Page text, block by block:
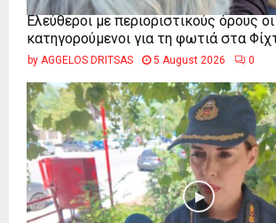
Ελεύθεροι με περιοριστικούς όρους
κατηγορούμενοι για τη φωτιά στα
by AGGELOS DRITSAS 5 August 2026 0